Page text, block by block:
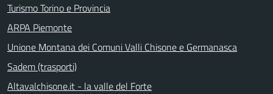
Turismo Torino e Provincia
ARPA Piemonte
Unione Montana dei Comuni Valli Chisone e Germanasca
Sadem (trasporti)
Altavalchisone.it - la valle del Forte